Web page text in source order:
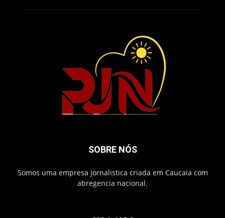
SOBRE NÓS
Somos uma empresa jornalistica criada em Caucaia com
abregencia nacional.